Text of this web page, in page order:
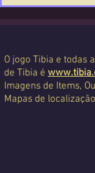
O jogo Tibia e todas
de Tibia é
Imagens de Items,
Mapas de